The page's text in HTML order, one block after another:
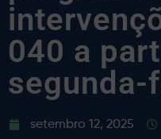
040 a
segunda-
setembro 12, 2025